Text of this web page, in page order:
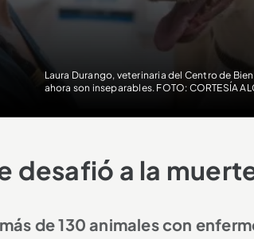
Laura Durango, veterinaria del Centro de
ahora son inseparables. FOTO: CORTESÍA
desafió a la
de 130 animales con